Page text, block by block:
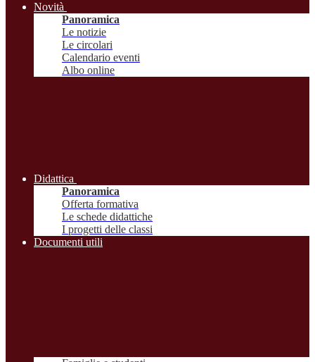
Novità
Panoramica
Le notizie
Le circolari
Calendario eventi
Albo online
Didattica
Panoramica
Offerta formativa
Le schede didattiche
I progetti delle classi
Documenti utili